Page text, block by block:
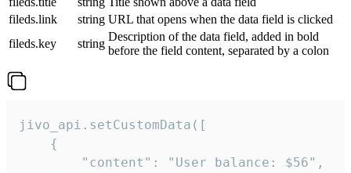
fileds.link
string URL that opens when the data field is clicked
fileds.key
string
Description of the data field, added in bold
before the field content, separated by a colon
jivo_api.setCustomData([
    {
        "content": "User balance: $56",